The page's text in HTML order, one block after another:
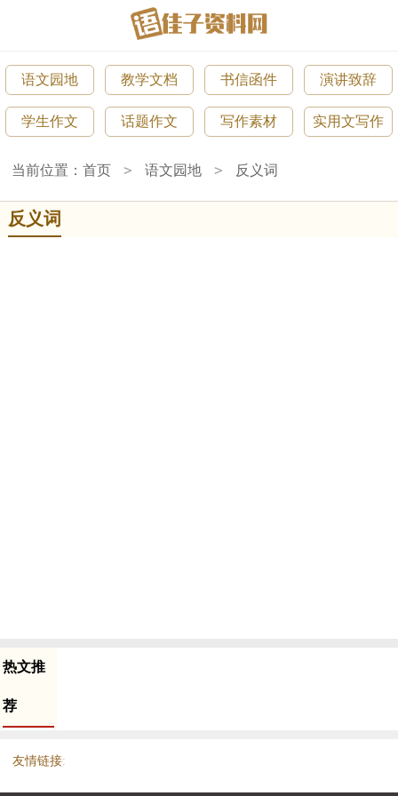
语文园地 教学文档 书信函件 演讲致辞
学生作文 话题作文 写作素材 实用文写作
当前位置：首页 > 语文园地 > 反义词
反义词
热文推
荐
友情链接: